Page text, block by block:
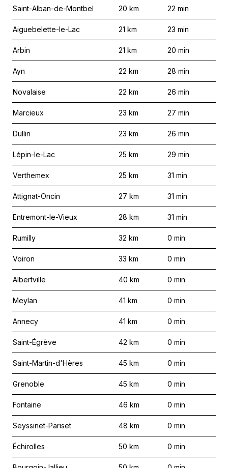
Saint-Alban-de-Montbel 20 km 22 min
Aiguebelette-le-Lac 21 km 23 min
Arbin 21 km 20 min
Ayn 22 km 28 min
Novalaise 22 km 26 min
Marcieux 23 km 27 min
Dullin 23 km 26 min
Lépin-le-Lac 25 km 29 min
Verthemex 25 km 31 min
Attignat-Oncin 27 km 31 min
Entremont-le-Vieux 28 km 31 min
Rumilly 32 km 0 min
Voiron 33 km 0 min
Albertville 40 km 0 min
Meylan 41 km 0 min
Annecy 41 km 0 min
Saint-Égrève 42 km 0 min
Saint-Martin-d'Hères 45 km 0 min
Grenoble 45 km 0 min
Fontaine 46 km 0 min
Seyssinet-Pariset 48 km 0 min
Échirolles 50 km 0 min